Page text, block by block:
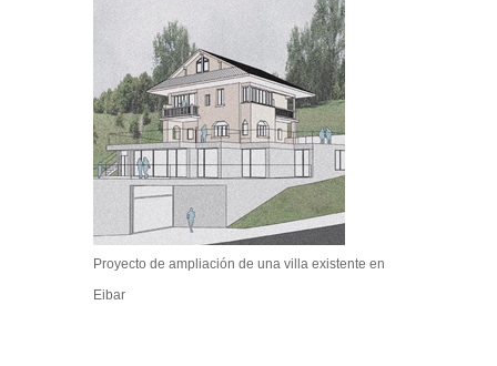
Proyecto de ampliación de una villa existente en
Eibar